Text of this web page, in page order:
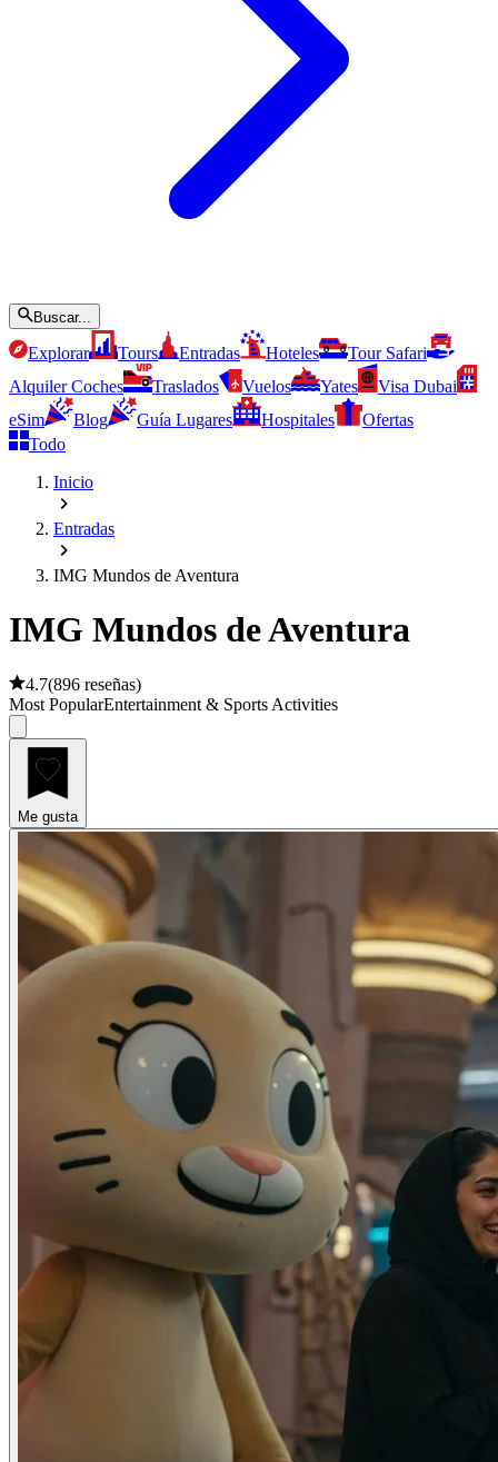
Buscar...
Explorar Tours Entradas Hoteles
Tour Safari
Alquiler Coches
Traslados Vuelos Yates
Visa Dubai
eSim
Blog Guía Lugares Hospitales
Ofertas
Todo
Inicio
Entradas
IMG Mundos de Aventura
IMG Mundos de Aventura
4.7(896 reseñas)
Most PopularEntertainment & Sports Activities
Me gusta